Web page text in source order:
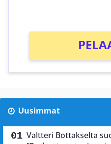
Uusimmat
Valtteri Bottakselta